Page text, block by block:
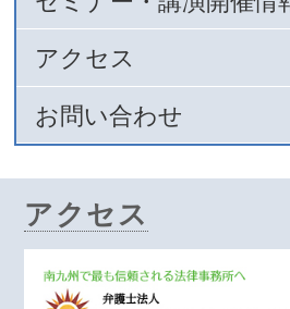
アクセス
お問い合わせ
アクセス